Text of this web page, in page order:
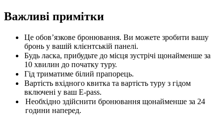
Важливі примітки
Це обов’язкове бронювання. Ви можете зробити вашу
бронь у вашій клієнтській панелі.
Будь ласка, прибудьте до місця зустрічі щонайменше за
10 хвилин до початку туру.
Гід триматиме білий прапорець.
Вартість вхідного квитка та вартість туру з гідом
включені у ваш E-pass.
Необхідно здійснити бронювання щонайменше за 24
години наперед.